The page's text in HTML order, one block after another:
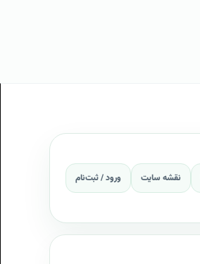
نقشه سایت ورود / ثبت‌نام